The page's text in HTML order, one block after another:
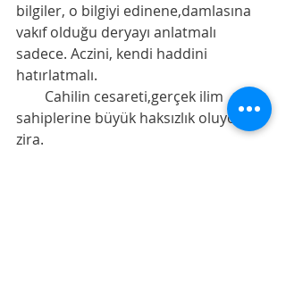
bilgiler, o bilgiyi edinene,damlasına
vakıf olduğu deryayı anlatmalı
sadece. Aczini, kendi haddini
hatırlatmalı.
sahiplerine büyük haksızlık oluyor
zira.